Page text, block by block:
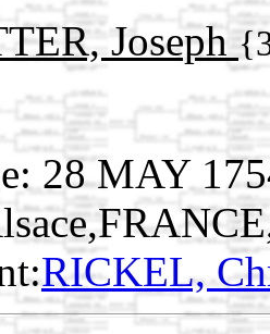
Joseph
28 MAY
RICKEL,